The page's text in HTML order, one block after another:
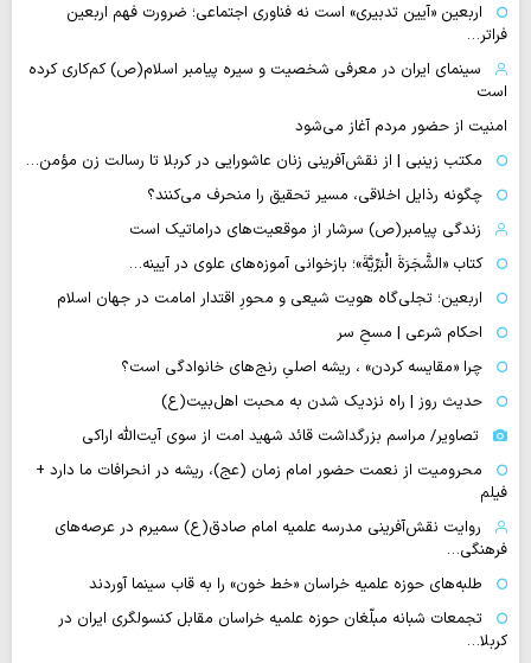
اربعین «آیین تدبیری» است نه فناوری اجتماعی؛ ضرورت فهم اربعین
فراتر…
سینمای ایران در معرفی شخصیت و سیره پیامبر اسلام(ص) کم‌کاری کرده
است
امنیت از حضور مردم آغاز می‌شود
مکتب زینبی | از نقش‌آفرینی زنان عاشورایی در کربلا تا رسالت زن مؤمن…
چگونه رذایل اخلاقی، مسیر تحقیق را منحرف می‌کنند؟
زندگی پیامبر(ص) سرشار از موقعیت‌های دراماتیک است
کتاب «الشَّجَرَةَ الْبَرِّیَّةَ»؛ بازخوانی آموزه‌های علوی در آیینه…
اربعین؛ تجلی‌گاه هویت شیعی و محورِ اقتدار امامت در جهان اسلام
احکام شرعی | مسحِ سر
چرا «مقایسه کردن» ، ریشه اصلیِ رنج‌های خانوادگی است؟
حدیث روز | راه نزدیک شدن به محبت اهل‌بیت(ع)
تصاویر/ مراسم بزرگداشت قائد شهید امت از سوی آیت‌الله اراکی
محرومیت از نعمت حضور امام زمان (عج)، ریشه در انحرافات ما دارد +
فیلم
روایت نقش‌آفرینی مدرسه علمیه امام صادق(ع) سمیرم در عرصه‌های
فرهنگی…
طلبه‌های حوزه علمیه خراسان «خط خون» را به قاب سینما آوردند
تجمعات شبانه مبلّغان حوزه علمیه خراسان مقابل کنسولگری ایران در
کربلا…